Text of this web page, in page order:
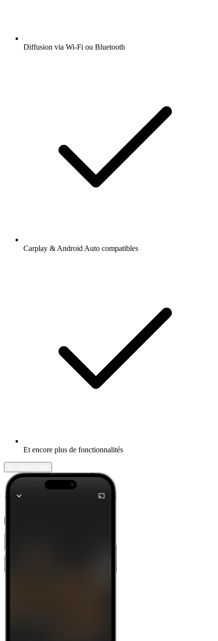
Diffusion via Wi-Fi ou Bluetooth
Carplay & Android Auto compatibles
Et encore plus de fonctionnalités